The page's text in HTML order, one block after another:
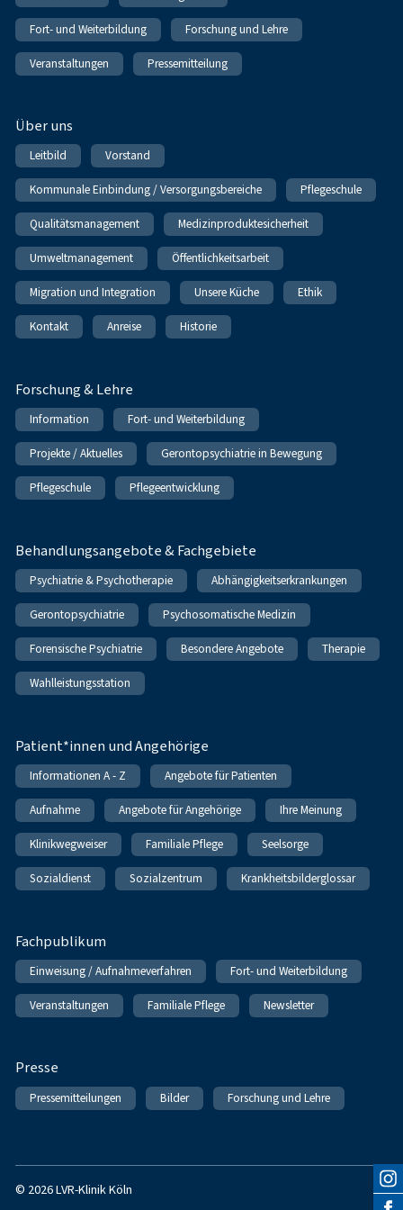
Fort- und Weiterbildung Forschung und Lehre
Veranstaltungen Pressemitteilung
Über uns
Leitbild Vorstand
Kommunale Einbindung / Versorgungsbereiche Pflegeschule
Qualitätsmanagement Medizinproduktesicherheit
Umweltmanagement Öffentlichkeitsarbeit
Migration und Integration Unsere Küche Ethik
Kontakt Anreise Historie
Forschung & Lehre
Information Fort- und Weiterbildung
Projekte / Aktuelles Gerontopsychiatrie in Bewegung
Pflegeschule Pflegeentwicklung
Behandlungsangebote & Fachgebiete
Psychiatrie & Psychotherapie Abhängigkeitserkrankungen
Gerontopsychiatrie Psychosomatische Medizin
Forensische Psychiatrie Besondere Angebote Therapie
Wahlleistungsstation
Patient*innen und Angehörige
Informationen A - Z Angebote für Patienten
Aufnahme Angebote für Angehörige Ihre Meinung
Klinikwegweiser Familiale Pflege Seelsorge
Sozialdienst Sozialzentrum Krankheitsbilderglossar
Fachpublikum
Einweisung / Aufnahmeverfahren Fort- und Weiterbildung
Veranstaltungen Familiale Pflege Newsletter
Presse
Pressemitteilungen Bilder Forschung und Lehre
© 2026 LVR-Klinik Köln